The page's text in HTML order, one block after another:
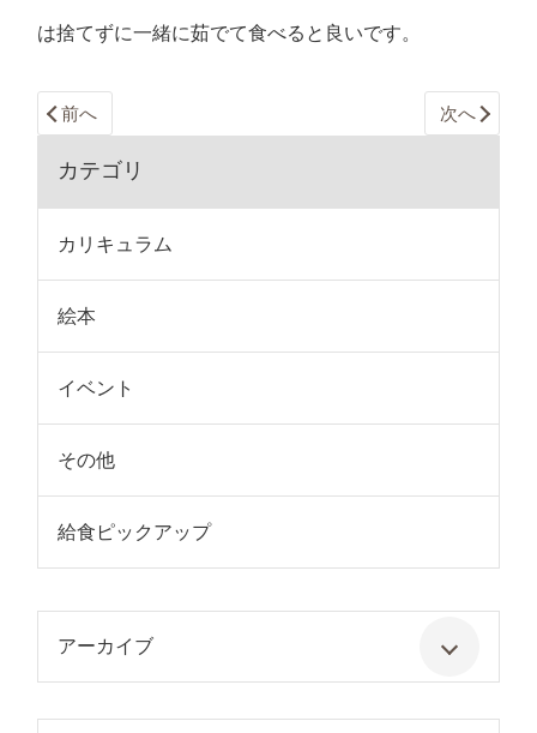
は捨てずに一緒に茹でて食べると良いです。
前へ 次へ
カテゴリ
カリキュラム
絵本
イベント
その他
給食ピックアップ
アーカイブ